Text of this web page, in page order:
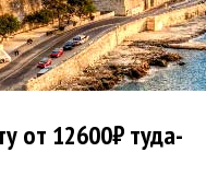
от 12600₽ туда-